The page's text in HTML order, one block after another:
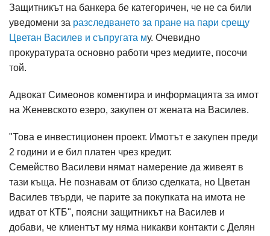
Защитникът на банкера бе категоричен, че не са били
уведомени за разследването за пране на пари срещу
Цветан Василев и съпругата му. Очевидно
прокуратурата основно работи чрез медиите, посочи
той.
Адвокат Симеонов коментира и информацията за имот
на Женевското езеро, закупен от жената на Василев.
"Това е инвестиционен проект. Имотът е закупен преди
2 години и е бил платен чрез кредит.
Семейство Василеви нямат намерение да живеят в
тази къща. Не познавам от близо сделката, но Цветан
Василев твърди, че парите за покупката на имота не
идват от КТБ", поясни защитникът на Василев и
добави, че клиентът му няма никакви контакти с Делян